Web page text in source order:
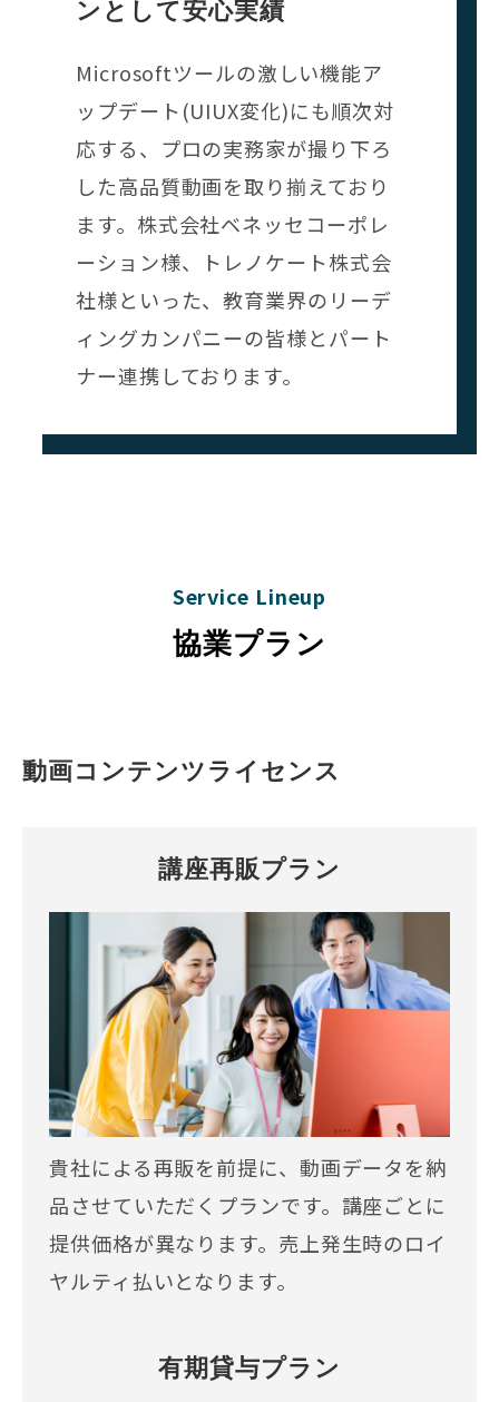
ンとして安心実績
Microsoftツールの激しい機能ア
ップデート(UIUX変化)にも順次対
応する、プロの実務家が撮り下ろ
した高品質動画を取り揃えており
ます。株式会社ベネッセコーポレ
ーション様、トレノケート株式会
社様といった、教育業界のリーデ
ィングカンパニーの皆様とパート
ナー連携しております。
Service Lineup
協業プラン
動画コンテンツライセンス
講座再販プラン
貴社による再販を前提に、動画データを納
品させていただくプランです。講座ごとに
提供価格が異なります。売上発生時のロイ
ヤルティ払いとなります。
有期貸与プラン